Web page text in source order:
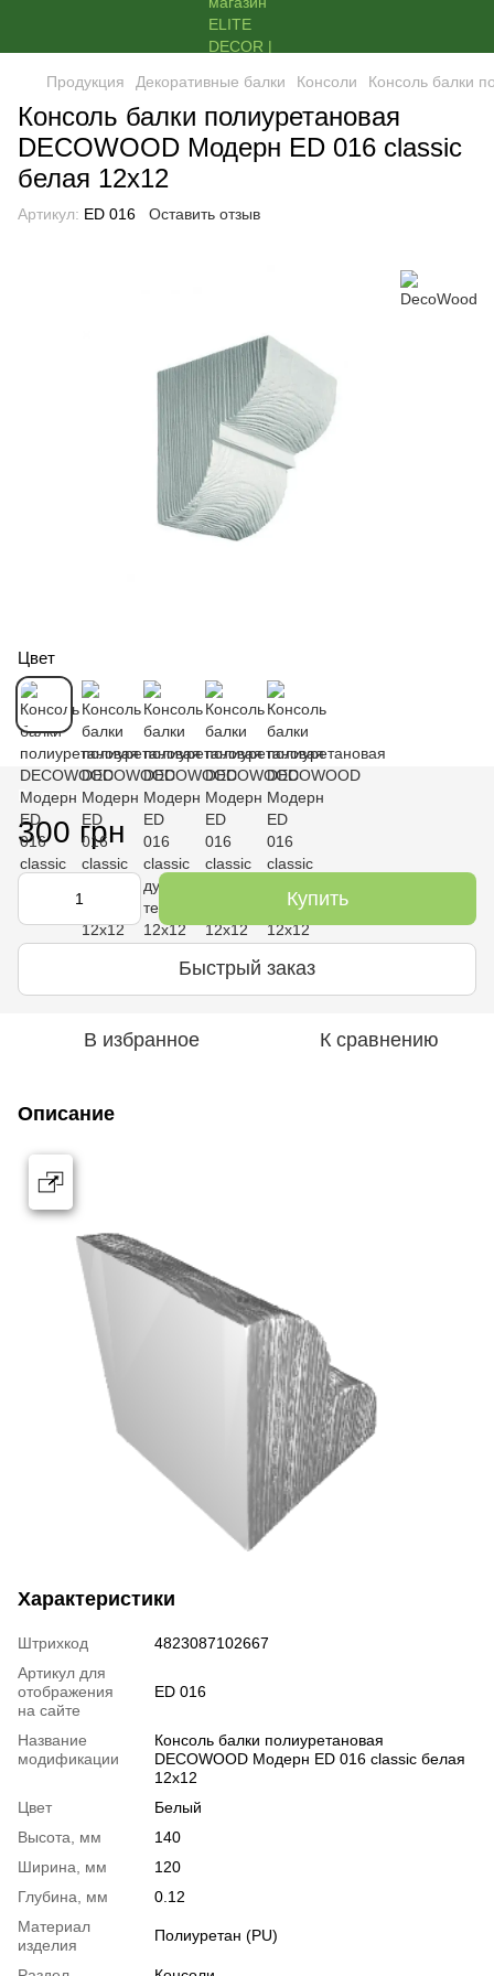
Продукция Декоративные балки Консоли Консоль балки
Консоль балки полиуретановая
DECOWOOD Модерн ED 016 classic
белая 12х12
Артикул: ED 016 Оставить отзыв
Цвет
В наличии
300 грн
Купить
Быстрый заказ
В избранное К сравнению
Описание
Характеристики
Штрихкод
4823087102667
Артикул для
отображения
на сайте
ED 016
Название
модификации
Консоль балки полиуретановая
DECOWOOD Модерн ED 016 classic белая
12х12
Цвет
Белый
Высота, мм
140
Ширина, мм
120
Глубина, мм
0.12
Материал
изделия
Полиуретан (PU)